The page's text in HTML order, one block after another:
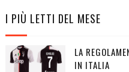
I PIÙ LETTI DEL MESE
LA
IN ITALIA